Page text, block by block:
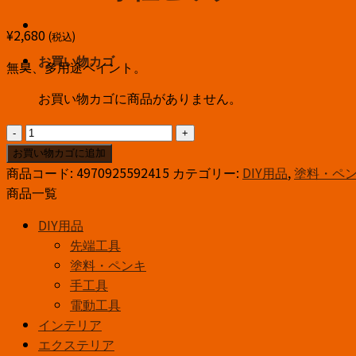
お買い物カゴ
お買い物カゴに商品がありません。
¥2,680 (税込)
無臭、多用途ペイント。
ｱ
ｻ
ﾋ
ﾍﾟ
水
10
0.7
お買い物カゴに追加
商品コード: 4970925592415 カテゴリー: DIY用品,塗料・ペ
商品一覧
DIY用品
先端工具
塗料・ペンキ
手工具
電動工具
インテリア
エクステリア